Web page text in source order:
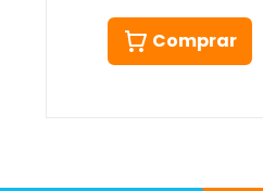
Comprar